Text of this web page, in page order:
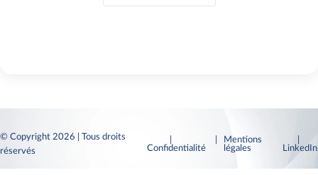
© Copyright 2026 | Tous droits
réservés
Confidentialité
| Mentions
légales